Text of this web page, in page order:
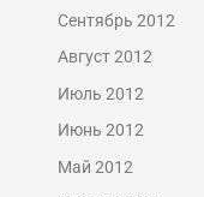
Сентябрь 2012
Август 2012
Июль 2012
Июнь 2012
Май 2012